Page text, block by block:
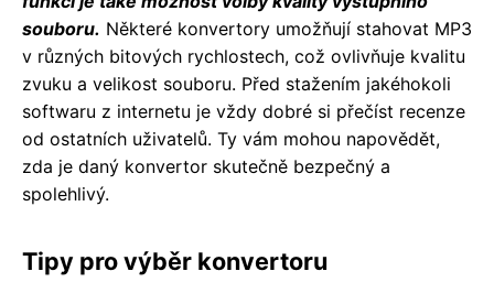
souboru. Některé konvertory umožňují stahovat MP3
v různých bitových rychlostech, což ovlivňuje kvalitu
zvuku a velikost souboru. Před stažením jakéhokoli
softwaru z internetu je vždy dobré si přečíst recenze
od ostatních uživatelů. Ty vám mohou napovědět,
zda je daný konvertor skutečně bezpečný a
spolehlivý.
Tipy pro výběr konvertoru